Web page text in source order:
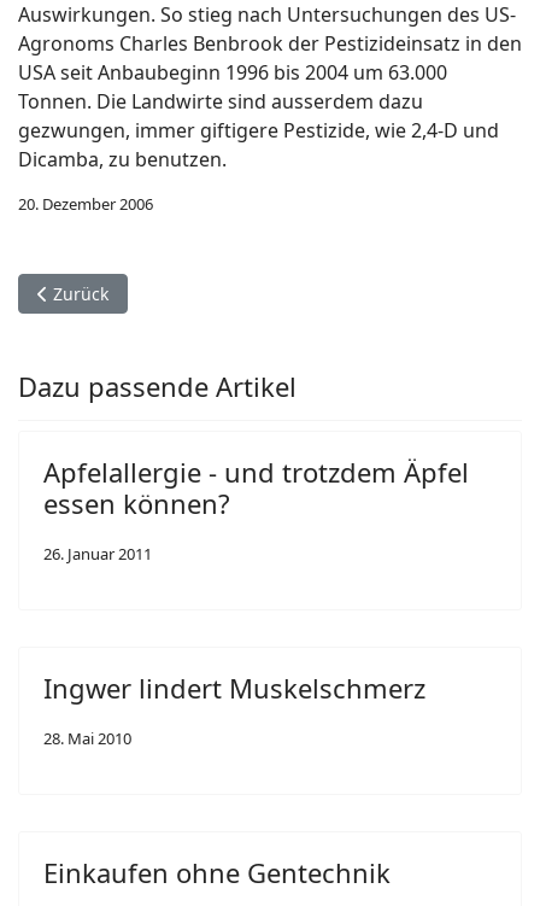
Auswirkungen. So stieg nach Untersuchungen des US-
Agronoms Charles Benbrook der Pestizideinsatz in den
USA seit Anbaubeginn 1996 bis 2004 um 63.000
Tonnen. Die Landwirte sind ausserdem dazu
gezwungen, immer giftigere Pestizide, wie 2,4-D und
Dicamba, zu benutzen.
20. Dezember 2006
Vorheriger Beitrag: Einkaufen ohne Gentechnik
Zurück
Dazu passende Artikel
Apfelallergie - und trotzdem Äpfel
essen können?
26. Januar 2011
Ingwer lindert Muskelschmerz
28. Mai 2010
Einkaufen ohne Gentechnik